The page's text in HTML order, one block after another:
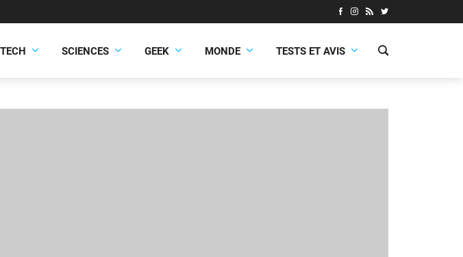
TECH SCIENCES GEEK MONDE TESTS ET AVIS